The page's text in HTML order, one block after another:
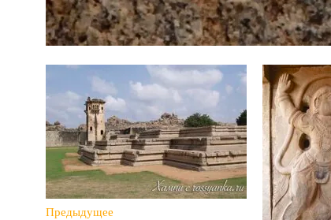
Предыдущее